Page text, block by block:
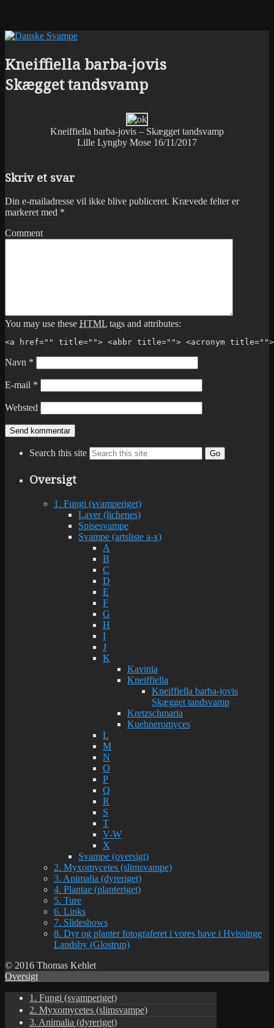
Kneiffiella barba-jovis
Skægget tandsvamp
Kneiffiella barba-jovis – Skægget tandsvamp
Lille Lyngby Mose 16/11/2017
Skriv et svar
Din e-mailadresse vil ikke blive publiceret. Krævede felter er
markeret med *
Comment
You may use these HTML tags and attributes:
<a href="" title=""> <abbr title=""> <acronym title="">
Navn *
E-mail *
Websted
Search this site Go
Oversigt
1. Fungi (svamperiget)
Laver (lichenes)
Spisesvampe
Svampe (artsliste a-x)
A
B
C
D
E
F
G
H
I
J
K
Kavinia
Kneiffiella
Kneiffiella barba-jovis
Skægget tandsvamp
Kretzschmaria
Kuehneromyces
L
M
N
O
P
Q
R
S
T
V-W
X
Svampe (oversigt)
2. Myxomycetes (slimsvampe)
3. Animalia (dyreriget)
4. Plantae (planteriget)
5. Ture
6. Links
7. Slideshows
8. Dyr og planter fotograferet i vores have i Hvissinge
Landsby (Glostrup)
© 2016 Thomas Kehlet
Oversigt
1. Fungi (svamperiget)
2. Myxomycetes (slimsvampe)
3. Animalia (dyreriget)